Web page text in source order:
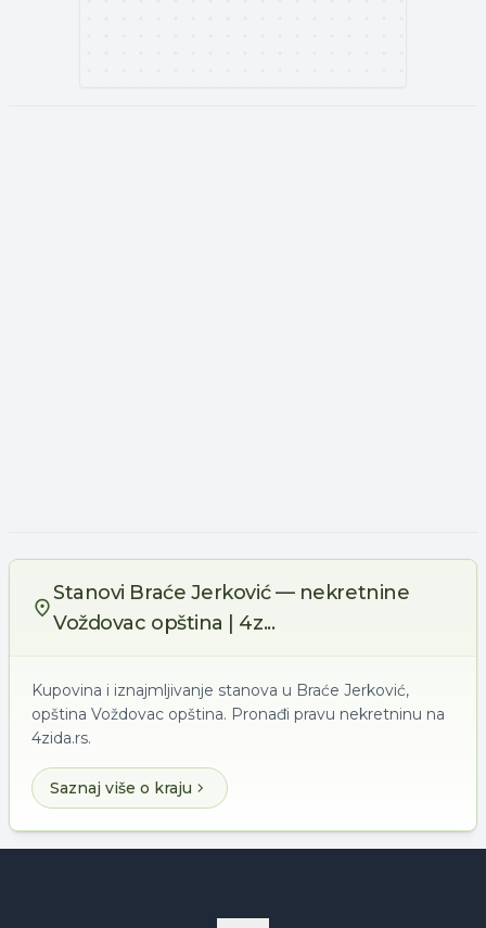
Stanovi Braće Jerković — nekretnine
Voždovac opština | 4z...
Kupovina i iznajmljivanje stanova u Braće Jerković,
opština Voždovac opština. Pronađi pravu nekretninu na
4zida.rs.
Saznaj više o kraju